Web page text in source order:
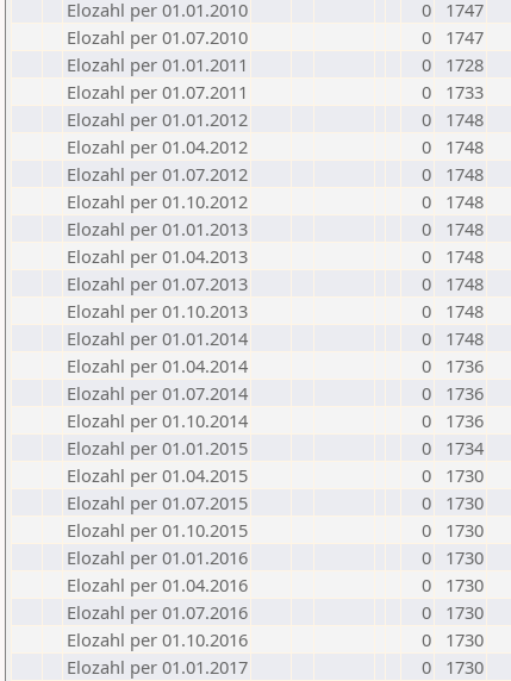
Elozahl per 01.01.2010
0
1747
Elozahl per 01.07.2010
0
1747
Elozahl per 01.01.2011
0
1728
Elozahl per 01.07.2011
0
1733
Elozahl per 01.01.2012
0
1748
Elozahl per 01.04.2012
0
1748
Elozahl per 01.07.2012
0
1748
Elozahl per 01.10.2012
0
1748
Elozahl per 01.01.2013
0
1748
Elozahl per 01.04.2013
0
1748
Elozahl per 01.07.2013
0
1748
Elozahl per 01.10.2013
0
1748
Elozahl per 01.01.2014
0
1748
Elozahl per 01.04.2014
0
1736
Elozahl per 01.07.2014
0
1736
Elozahl per 01.10.2014
0
1736
Elozahl per 01.01.2015
0
1734
Elozahl per 01.04.2015
0
1730
Elozahl per 01.07.2015
0
1730
Elozahl per 01.10.2015
0
1730
Elozahl per 01.01.2016
0
1730
Elozahl per 01.04.2016
0
1730
Elozahl per 01.07.2016
0
1730
Elozahl per 01.10.2016
0
1730
Elozahl per 01.01.2017
0
1730